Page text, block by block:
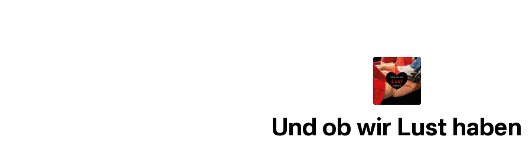
Und ob wir Lust haben